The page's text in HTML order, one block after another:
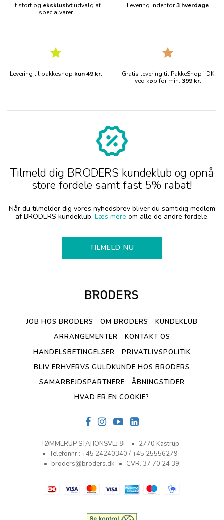
Et stort og eksklusivtudvalg af
specialvarer
Levering indenfor3 hverdage
Levering til pakkeshop kun 49 kr.
Gratis levering til PakkeShop i DK
ved køb for min. 399 kr.
Tilmeld dig BRODERS kundeklub og opnå
store fordele samt fast 5% rabat!
Når du tilmelder dig vores nyhedsbrev bliver du samtidig medlem
af BRODERS kundeklub. Læs mere om alle de andre fordele.
TILMELD NU
JOB HOS BRODERS OM BRODERS
KUNDEKLUB
ARRANGEMENTER
KONTAKT OS
HANDELSBETINGELSER
PRIVATLIVSPOLITIK
BLIV ERHVERVS GULDKUNDE HOS BRODERS
SAMARBEJDSPARTNERE
ÅBNINGSTIDER
HVAD ER EN COOKIE?
TØMMERUP STATIONSVEJ 8F
2770 Kastrup
Telefonnr.: +45 24240340 / +45 25556279
broders@broders.dk
CVR. 37 70 24 39